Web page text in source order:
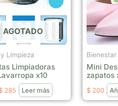
AGOTADO
Limpieza
Limpiadoras
x10
285 Leer más
Bienestar
Mini
zapatos
$200